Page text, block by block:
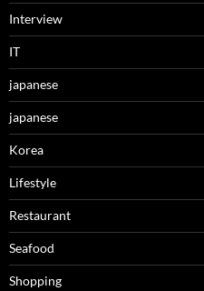
Interview
IT
japanese
japanese
Korea
Lifestyle
Restaurant
Seafood
Shopping